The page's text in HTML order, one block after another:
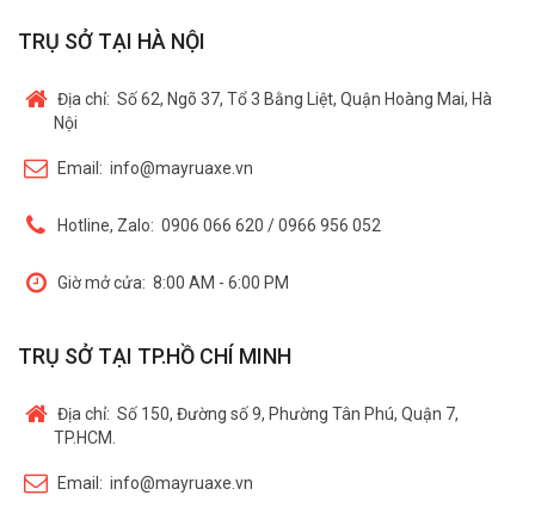
TRỤ SỞ TẠI HÀ NỘI
Địa chỉ: Số 62, Ngõ 37, Tổ 3 Bằng Liệt, Quận Hoàng Mai, Hà
Nội
Email: info@mayruaxe.vn
Hotline, Zalo: 0906 066 620 / 0966 956 052
Giờ mở cửa: 8:00 AM - 6:00 PM
TRỤ SỞ TẠI TP.HỒ CHÍ MINH
Địa chỉ: Số 150, Đường số 9, Phường Tân Phú, Quận 7,
TP.HCM.
Email: info@mayruaxe.vn